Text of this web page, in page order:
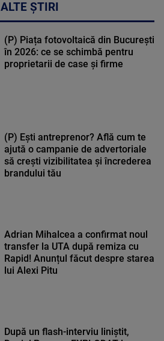
ALTE ȘTIRI
(P) Piața fotovoltaică din București
în 2026: ce se schimbă pentru
proprietarii de case și firme
(P) Ești antreprenor? Află cum te
ajută o campanie de advertoriale
să crești vizibilitatea și încrederea
brandului tău
Adrian Mihalcea a confirmat noul
transfer la UTA după remiza cu
Rapid! Anunțul făcut despre starea
lui Alexi Pitu
După un flash-interviu liniștit,